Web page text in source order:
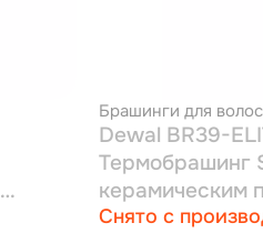
Брашинги для волос
Dewal BR39-
Термобрашинг
керамическим
фиолетовый,
Снято с